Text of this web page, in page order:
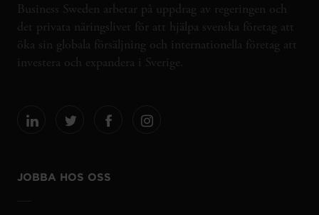
Business Sweden arbetar på uppdrag av regeringen och
det privata näringslivet för att hjälpa svenska företag att
öka sin globala försäljning och internationella företag att
investera och expandera i Sverige.
JOBBA HOS OSS